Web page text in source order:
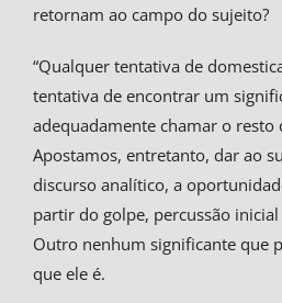
retornam ao campo do sujeito?
“Qualquer tentativa de
tentativa de encontrar um
adequadamente chamar o resto
Apostamos, entretanto, dar ao
discurso analítico, a
partir do golpe, percussão
Outro nenhum significante que
que ele é.